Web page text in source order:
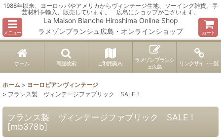
1988年以来、ヨーロッパやアメリカからヴィンテージ生地、ソーイング雑貨、手
芸材料を輸入、販売しています。 広島にショップがございます。
メニュー
La Maison Blanche Hiroshima Online Shop
ラメゾンブランシュ広島・オンラインショップ
カート
ホーム 商品検索 ご利用案内
ラメゾンブランシ
ュ広島
リンクサイト一覧
ホーム > ヨーロピアンヴィンテージ
> フランス製 ヴィンテージファブリック SALE！
フランス製 ヴィンテージファブリック SALE！
[mb378b]